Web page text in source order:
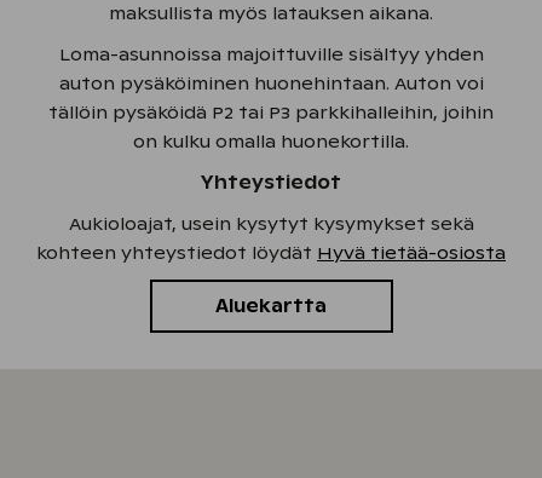
maksullista myös latauksen aikana.
Loma-asunnoissa majoittuville sisältyy yhden
auton pysäköiminen huonehintaan. Auton voi
tällöin pysäköidä P2 tai P3 parkkihalleihin, joihin
on kulku omalla huonekortilla.
Yhteystiedot
Aukioloajat, usein kysytyt kysymykset sekä
kohteen yhteystiedot löydät Hyvä tietää-osiosta
Aluekartta